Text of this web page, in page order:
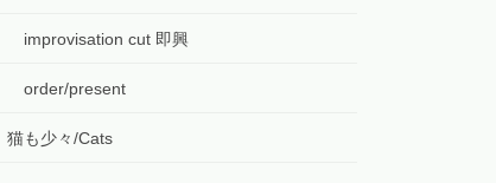
improvisation cut 即興
order/present
猫も少々/Cats